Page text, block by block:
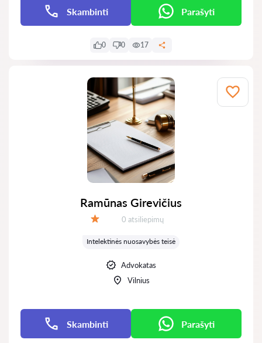
Skambinti Parašyti
0 0 17
Ramūnas Girevičius
Atsiliepimų:
0 atsiliepimų
Intelektinės nuosavybės teisė
Advokatas
Vilnius
Skambinti Parašyti